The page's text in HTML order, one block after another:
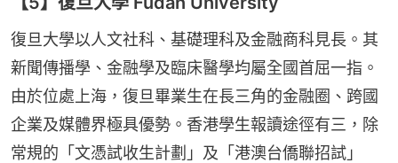
復旦大學以人文社科、基礎理科及金融商科見長。其
新聞傳播學、金融學及臨床醫學均屬全國首屈一指。
由於位處上海，復旦畢業生在長三角的金融圈、跨國
企業及媒體界極具優勢。香港學生報讀途徑有三，除
常規的「文憑試收生計劃」及「港澳台僑聯招試」